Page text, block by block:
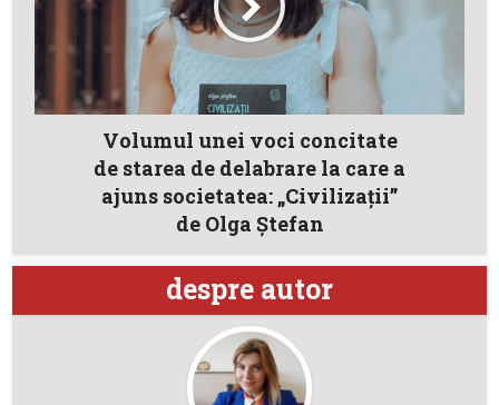
Volumul unei voci concitate
de starea de delabrare la care a
ajuns societatea: „Civilizaţii”
de Olga Ştefan
despre autor